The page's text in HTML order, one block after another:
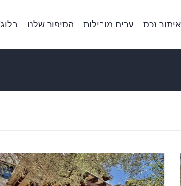
איתור נכס ערים מובילות הסיפור שלנו בלוג